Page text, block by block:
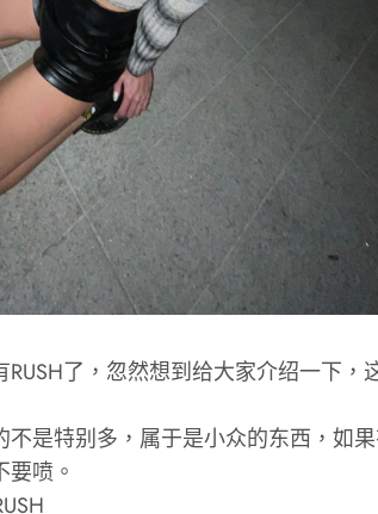
了，忽然想到给大家介绍一下，
不是特别多，属于是小众的东西，如
喷。